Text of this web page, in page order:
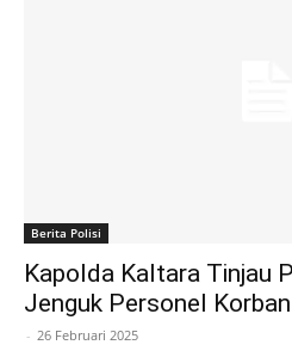
Berita Polisi
Kapolda Kaltara Tinjau
Jenguk Personel
- 26 Februari 2025